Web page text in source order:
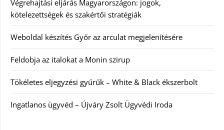
Végrehajtási eljárás Magyarországon: jogok,
kötelezettségek és szakértői stratégiák
Weboldal készítés Győr az arculat megjelenítésére
Feldobja az italokat a Monin szirup
Tökéletes eljegyzési gyűrűk – White & Black ékszerbolt
Ingatlanos ügyvéd – Újváry Zsolt Ügyvédi Iroda